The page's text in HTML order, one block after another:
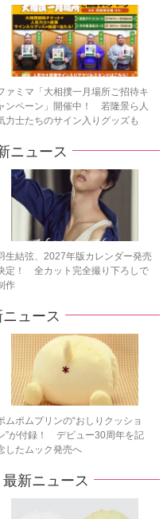
ァミマ「大相撲一月場所ご招待キ
ンペーン」開催中！ 若隆景ら人
力士たちのサイン入りグッズも
ニュース
生結弦、2027年版カレンダー発売
定！ 全カット完全撮り下ろしで
作
ュース
ムポムプリンの“おしりクッショ
”が付録！ デビュー30周年を記
したムック発売へ
新ニュース